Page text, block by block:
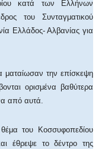
κατά των Ελλήνων
του Συνταγματικού
Ελλάδος- Αλβανίας για
ματαίωσαν την επίσκεψη
ορισμένα βαθύτερα
από αυτά.
του Κοσσυφοπεδίου
έθρεψε το δέντρο της